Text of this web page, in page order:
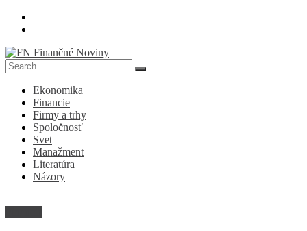
Skip
FN
Finančné
Noviny
Denník
ekonomike
spoločnosti
Ekonomika
Financie
Firmy a trhy
Spoločnosť
Svet
Manažment
Literatúra
Názory